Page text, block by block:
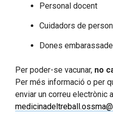
Personal docent
Cuidadors de
Dones
Per poder-se vacunar, no
Per més informació o per
enviar un correu electrònic